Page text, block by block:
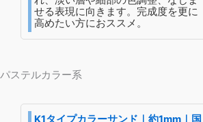
せる表現に向きます。完成度を更に
高めたい方におススメ。
パステルカラー系
K1タイプカラーサンド｜約1mm｜国